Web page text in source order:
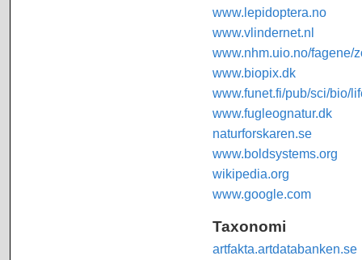
www.lepidoptera.no
www.vlindernet.nl
www.nhm.uio.no/fagene/
www.biopix.dk
www.funet.fi/pub/sci/bio/
www.fugleognatur.dk
naturforskaren.se
www.boldsystems.org
wikipedia.org
www.google.com
Taxonomi
artfakta.artdatabanken.se